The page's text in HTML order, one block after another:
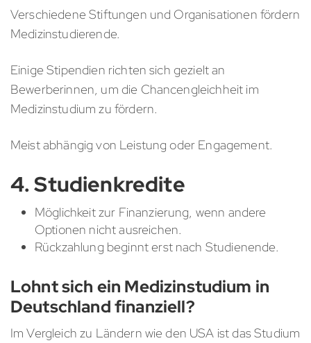
Verschiedene Stiftungen und Organisationen fördern
Medizinstudierende.
Einige Stipendien richten sich gezielt an
Bewerberinnen, um die Chancengleichheit im
Medizinstudium zu fördern.
Meist abhängig von Leistung oder Engagement.
4. Studienkredite
Möglichkeit zur Finanzierung, wenn andere
Optionen nicht ausreichen.
Rückzahlung beginnt erst nach Studienende.
Lohnt sich ein Medizinstudium in
Deutschland finanziell?
Im Vergleich zu Ländern wie den USA ist das Studium